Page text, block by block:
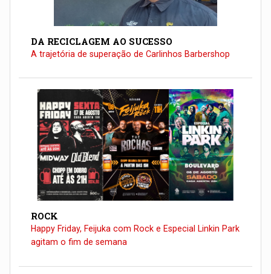
DA RECICLAGEM AO SUCESSO
A trajetória de superação de Carlinhos Barbershop
ROCK
Happy Friday, Feijuka com Rock e Especial Linkin Park
agitam o fim de semana